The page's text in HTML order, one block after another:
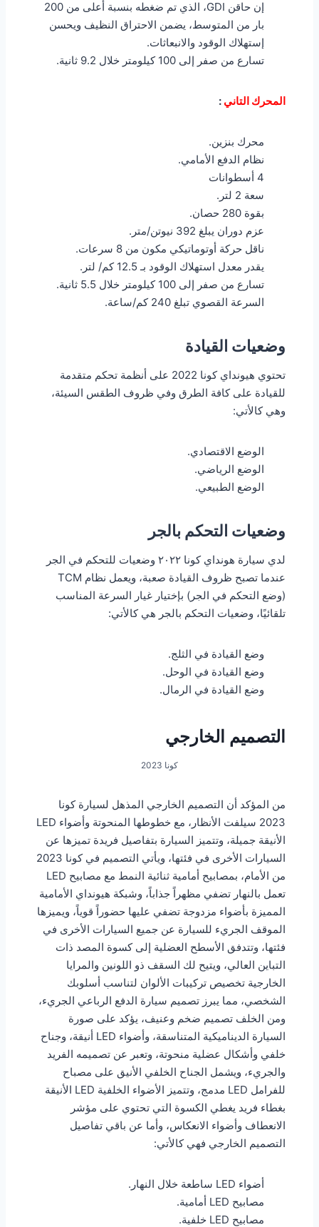
إن حاقن GDI، الذي تم ضغطه بنسبة أعلى من 200
بار من المتوسط، يضمن الاحتراق النظيف ويحسن
إستهلاك الوقود والانبعاثات.
تسارع من صفر إلى 100 كيلومتر خلال 9.2 ثانية.
المحرك التاني :
محرك بنزين.
نظام الدفع الأمامي.
4 أسطوانات
سعة 2 لتر.
بقوة 280 حصان.
عزم دوران يبلغ 392 نيوتن/متر.
ناقل حركة أوتوماتيكي مكون من 8 سرعات.
يقدر معدل استهلاك الوقود بـ 12.5 كم/ لتر.
تسارع من صفر إلى 100 كيلومتر خلال 5.5 ثانية.
السرعة القصوي تبلغ 240 كم/ساعة.
وضعيات القيادة
تحتوي هيونداي كونا 2022 على أنظمة تحكم متقدمة
للقيادة على كافة الطرق وفي ظروف الطقس السيئة،
وهي كالأتي:
الوضع الاقتصادي.
الوضع الرياضي.
الوضع الطبيعي.
وضعيات التحكم بالجر
لدي سيارة هونداي كونا ٢٠٢٢ وضعيات للتحكم في الجر
عندما تصبح ظروف القيادة صعبة، ويعمل نظام TCM
(وضع التحكم في الجر) بإختيار غيار السرعة المناسب
تلقائيًا، وضعيات التحكم بالجر هي كالأتي:
وضع القيادة في الثلج.
وضع القيادة في الوحل.
وضع القيادة في الرمال.
التصميم الخارجي
كونا 2023
من المؤكد أن التصميم الخارجي المذهل لسيارة كونا
2023 سيلفت الأنظار، مع خطوطها المنحوتة وأضواء LED
الأنيقة جميلة، وتتميز السيارة بتفاصيل فريدة تميزها عن
السيارات الأخرى في فئتها، ويأتي التصميم في كونا 2023
من الأمام، بمصابيح أمامية ثنائية النمط مع مصابيح LED
تعمل بالنهار تضفي مظهراً جذاباً، وشبكة هيونداي الأمامية
المميزة بأضواء مزدوجة تضفي عليها حضوراً قوياً، ويميزها
الموقف الجريء للسيارة عن جميع السيارات الأخرى في
فئتها، وتتدفق الأسطح العضلية إلى كسوة المصد ذات
التباين العالي، ويتيح لك السقف ذو اللونين والمرايا
الخارجية تخصيص تركيبات الألوان لتناسب أسلوبك
الشخصي، مما يبرز تصميم سيارة الدفع الرباعي الجريء،
ومن الخلف تصميم ضخم وعنيف، يؤكد على صورة
السيارة الديناميكية المتناسقة، وأضواء LED أنيقة، وجناح
خلفي وأشكال عضلية منحوتة، وتعبر عن تصميمه الفريد
والجريء، ويشمل الجناح الخلفي الأنيق على مصباح
للفرامل LED مدمج، وتتميز الأضواء الخلفية LED الأنيقة
بغطاء فريد يغطي الكسوة التي تحتوي على مؤشر
الانعطاف وأضواء الانعكاس، وأما عن باقي تفاصيل
التصميم الخارجي فهي كالأتي:
أضواء LED ساطعة خلال النهار.
مصابيح LED أمامية.
مصابيح LED خلفية.